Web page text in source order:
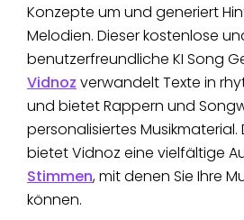
Konzepte um und generiert
Melodien. Dieser kostenlose
benutzerfreundliche KI Song
Vidnoz verwandelt Texte in
und bietet Rappern und
personalisiertes
bietet Vidnoz eine vielfältige
Stimmen, mit denen Sie Ihre
können.